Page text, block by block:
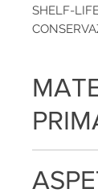
SHELF-
saccarosio,